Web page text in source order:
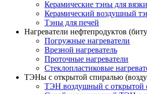
Керамические тэны для
Керамический воздушный
Тэны для печей
Нагреватели нефтепродуктов
Погружные нагреватели
Врезной нагреватель
Проточные нагреватели
Стеклопластиковые
ТЭНы с открытой спиралью
ТЭН воздушный с открытой